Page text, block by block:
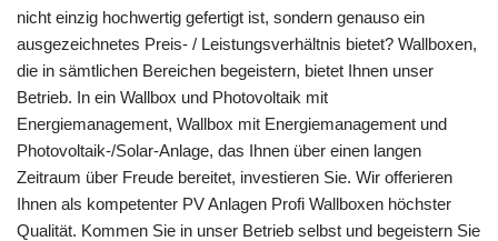
nicht einzig hochwertig gefertigt ist, sondern genauso ein
ausgezeichnetes Preis- / Leistungsverhältnis bietet? Wallboxen,
die in sämtlichen Bereichen begeistern, bietet Ihnen unser
Betrieb. In ein Wallbox und Photovoltaik mit
Energiemanagement, Wallbox mit Energiemanagement und
Photovoltaik-/Solar-Anlage, das Ihnen über einen langen
Zeitraum über Freude bereitet, investieren Sie. Wir offerieren
Ihnen als kompetenter PV Anlagen Profi Wallboxen höchster
Qualität. Kommen Sie in unser Betrieb selbst und begeistern Sie